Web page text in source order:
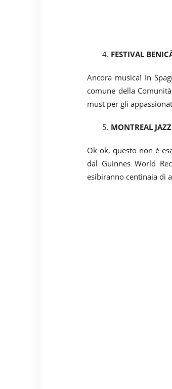
4. FESTIVAL
Ancora musica! In
comune della
must per gli
5. MONTREAL
Ok ok, questo non è
dal Guinnes World
esibiranno centinaia di